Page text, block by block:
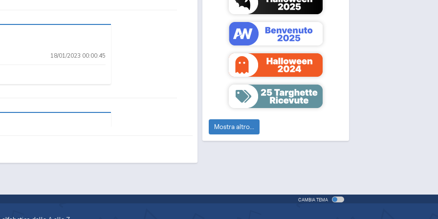
Sentenced to Be a
Occhi di gatto (2025)
The Banished Court
My Unique Skill Makes
Soredemo Sekai wa
18/01/2023 00:00:45
Mostra altro...
CAMBIA TEMA